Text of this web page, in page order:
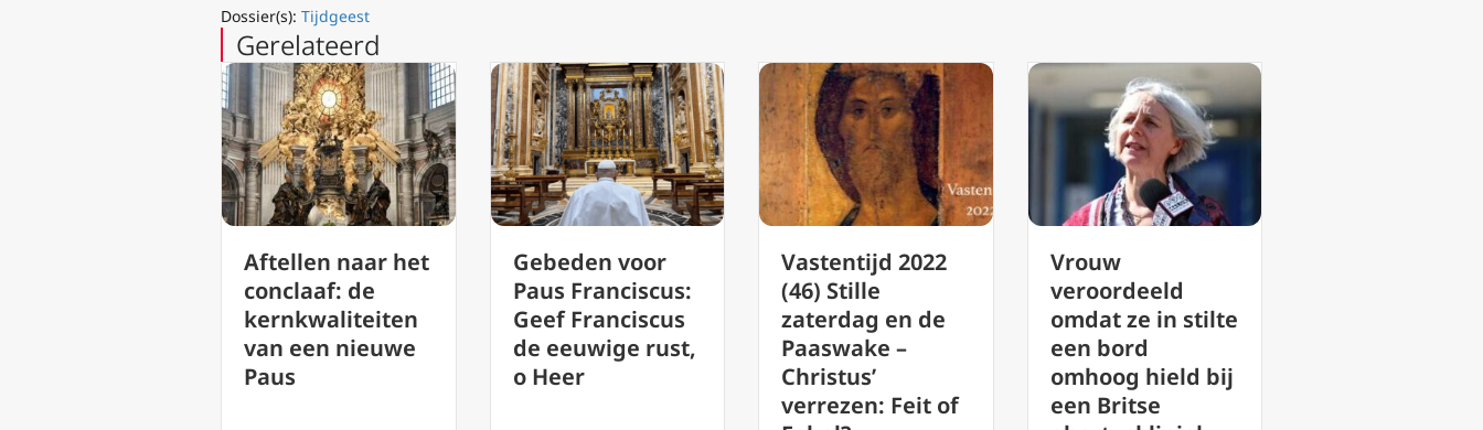
Dossier(s): Tijdgeest
Gerelateerd
Gebeden voor
Paus Franciscus:
Geef Franciscus
de eeuwige rust,
o Heer
Vastentijd 2022
(46) Stille
zaterdag en de
Paaswake –
Christus’
Vrouw
veroordeeld
omdat ze in stilte
een bord
omhoog hield bij
een Britse
Orientalium
Ecclesiarum: hoe
Vaticanum II
putte uit de
oosterse
katholieke